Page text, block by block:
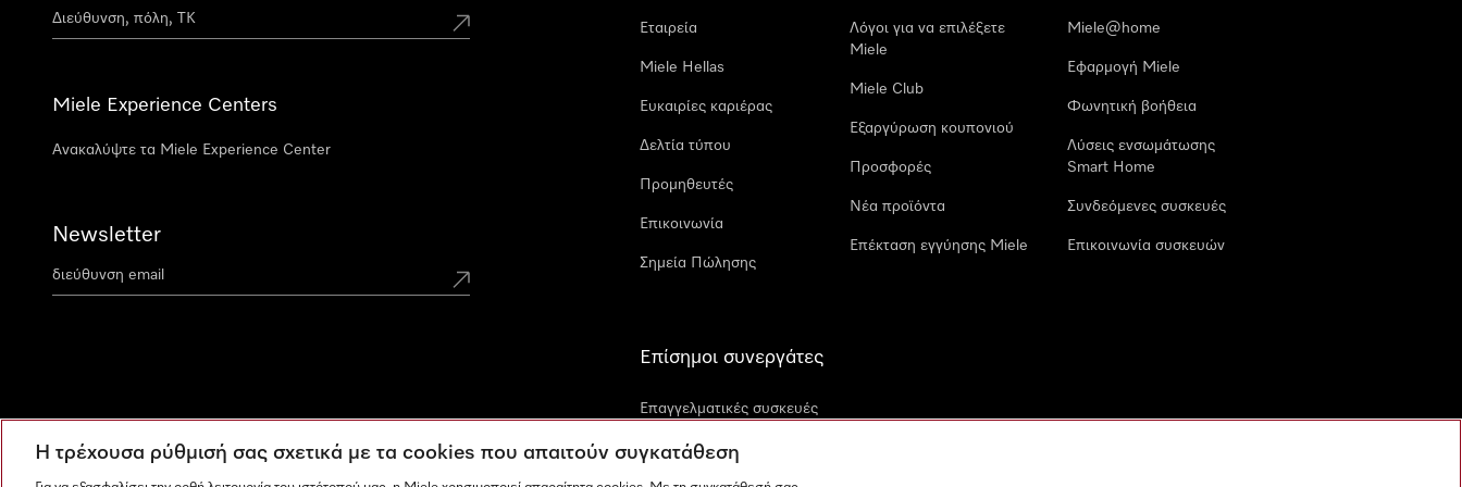
Miele Experience Centers
Ανακαλύψτε τα Miele Experience Center
Newsletter
Εταιρεία
Miele Hellas
Ευκαιρίες καριέρας
Δελτία τύπου
Προμηθευτές
Επικοινωνία
Σημεία Πώλησης
Λόγοι για να επιλέξετε
Miele
Miele Club
Εξαργύρωση κουπονιού
Προσφορές
Νέα προϊόντα
Επέκταση εγγύησης Miele
Miele@home
Εφαρμογή Miele
Φωνητική βοήθεια
Λύσεις ενσωμάτωσης
Smart Home
Συνδεόμενες συσκευές
Επικοινωνία συσκευών
Επίσημοι συνεργάτες
Επαγγελματικές συσκευές
Η τρέχουσα ρύθμισή σας σχετικά με τα cookies που απαιτούν συγκατάθεση